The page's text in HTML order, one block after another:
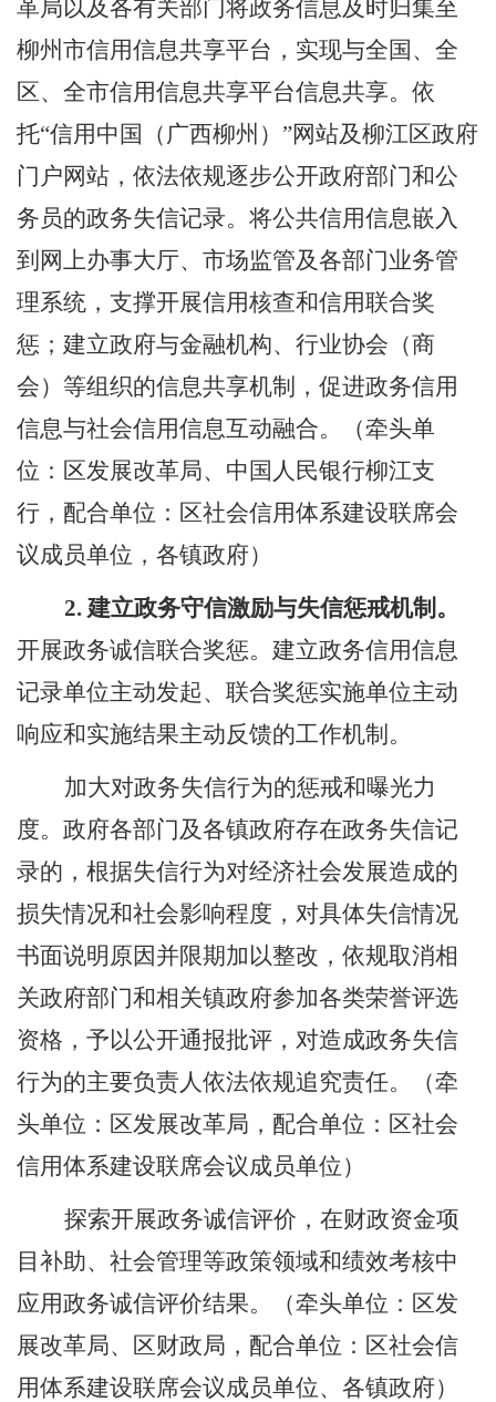
革局以及各有关部门将政务信息及时归集至
柳州市信用信息共享平台，实现与全国、全
区、全市信用信息共享平台信息共享。依
托“信用中国（广西柳州） ”网站及柳江区政府
门户网站，依法依规逐步公开政府部门和公
务员的政务失信记录。将公共信用信息嵌入
到网上办事大厅、市场监管及各部门业务管
理系统，支撑开展信用核查和信用联合奖
惩；建立政府与金融机构、行业协会（商
会）等组织的信息共享机制，促进政务信用
信息与社会信用信息互动融合。（牵头单
位：区发展改革局、中国人民银行柳江支
行，配合单位：区社会信用体系建设联席会
议成员单位，各镇政府）
2. 建立政务守信激励与失信惩戒机制。
开展政务诚信联合奖惩。建立政务信用信息
记录单位主动发起、联合奖惩实施单位主动
响应和实施结果主动反馈的工作机制。
加大对政务失信行为的惩戒和曝光力
度。 政府各部门及各镇政府存在政务失信记
录的，根据失信行为对经济社会发展造成的
损失情况和社会影响程度，对具体失信情况
书面说明原因并限期加以整改，依规取消相
关政府部门和相关镇政府参加各类荣誉评选
资格，予以公开通报批评，对造成政务失信
行为的主要负责人依法依规追究责任。（牵
头单位：区发展改革局，配合单位：区社会
信用体系建设联席会议成员单位）
探索开展政务诚信评价，在财政资金项
目补助、社会管理等政策领域和绩效考核中
应用政务诚信评价结果。
（牵头单位：区发
展改革局、区财政局，配合单位：区社会信
用体系建设联席会议成员单位、各镇政府）